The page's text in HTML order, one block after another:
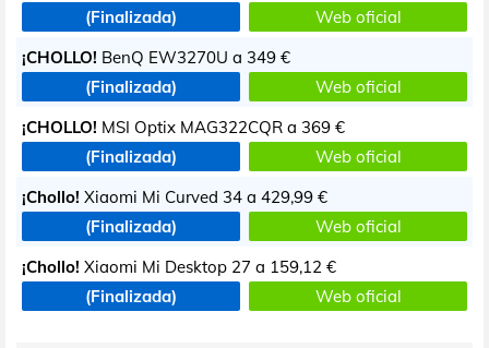
(Finalizada)
Web oficial
¡CHOLLO! BenQ EW3270U a 349 €
(Finalizada)
Web oficial
¡CHOLLO! MSI Optix MAG322CQR a 369 €
(Finalizada)
Web oficial
¡Chollo! Xiaomi Mi Curved 34 a 429,99 €
(Finalizada)
Web oficial
¡Chollo! Xiaomi Mi Desktop 27 a 159,12 €
(Finalizada)
Web oficial